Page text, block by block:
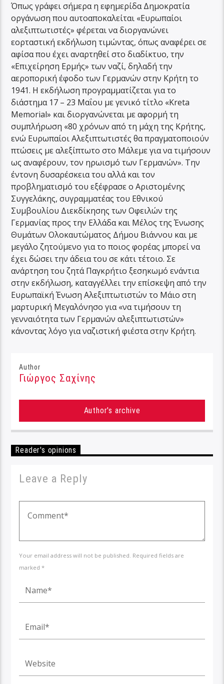
Όπως γράφει σήμερα η εφημερίδα Δημοκρατία
οργάνωση που αυτοαποκαλείται «Ευρωπαίοι
αλεξιπτωτιστές» φέρεται να διοργανώνει
εορταστική εκδήλωση τιμώντας, όπως αναφέρει σε
αφίσα που έχει αναρτηθεί στο διαδίκτυο, την
«Επιχείρηση Ερμής» των ναζί, δηλαδή την
αεροπορική έφοδο των Γερμανών στην Κρήτη το
1941. Η εκδήλωση προγραμματίζεται για το
διάστημα 17 – 23 Μαΐου με γενικό τίτλο «Kreta
Memorial» και διοργανώνεται με αφορμή τη
συμπλήρωση «80 χρόνων από τη μάχη της Κρήτης,
ενώ Ευρωπαίοι Αλεξιπτωτιστές θα πραγματοποιούν
πτώσεις με αλεξίπτωτο στο Μάλεμε για να τιμήσουν
ως αναφέρουν, τον ηρωισμό των Γερμανών». Την
έντονη δυσαρέσκεια του αλλά και τον
προβληματισμό του εξέφρασε ο Αριστομένης
Συγγελάκης, συγραμματέας του Εθνικού
Συμβουλίου Διεκδίκησης των Οφειλών της
Γερμανίας προς την Ελλάδα και Μέλος της Ένωσης
Θυμάτων Ολοκαυτώματος Δήμου Βιάννου και με
μεγάλο ζητούμενο για το ποιος φορέας μπορεί να
έχει δώσει την άδεια του σε κάτι τέτοιο. Σε
ανάρτηση του ζητά Παγκρήτιο ξεσηκωμό ενάντια
στην εκδήλωση, καταγγέλλει την επίσκεψη από την
Ευρωπαϊκή Ένωση Αλεξιπτωτιστών το Μάιο στη
μαρτυρική Μεγαλόνησο για «να τιμήσουν τη
γενναιότητα των Γερμανών αλεξιπτωτιστών»
κάνοντας λόγο για ναζιστική φιέστα στην Κρήτη.
Author
Γιώργος Σαχίνης
Author's archive
Reader's opinions
Leave a Reply
Your email address will not be published. Required fields are
marked *